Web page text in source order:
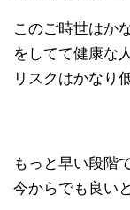
このご時世はか
をしてて健康な
リスクはかなり
もっと早い段階
今からでも良い